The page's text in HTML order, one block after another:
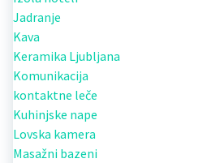
Jadranje
Kava
Keramika Ljubljana
Komunikacija
kontaktne leče
Kuhinjske nape
Lovska kamera
Masažni bazeni